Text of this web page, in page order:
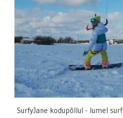
SurfyJane kodupõllul - lumel